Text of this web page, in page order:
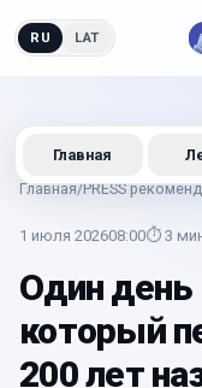
RU LAT
Главная/PRESS
1 июля 202608:00⏱ 3
Один день
который
200 лет
Главная